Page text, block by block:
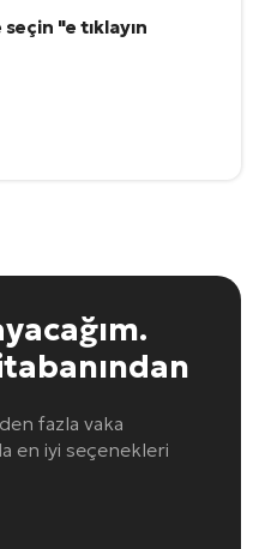
"e tıklayın
fazla vaka
en iyi seçenekleri